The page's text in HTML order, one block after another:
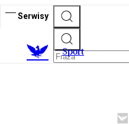
Serwisy
Sport